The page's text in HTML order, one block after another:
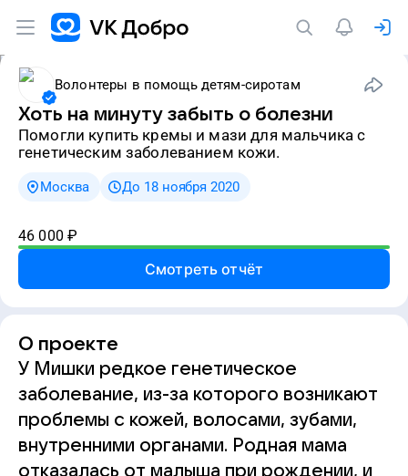
Волонтеры в помощь детям-сиротам
Хоть на минуту забыть о болезни
Помогли купить кремы и мази для мальчика с
генетическим заболеванием кожи.
Москва До 18 ноября 2020
46 000 ₽
Смотреть отчёт
О проекте
У Мишки редкое генетическое
заболевание, из-за которого возникают
проблемы с кожей, волосами, зубами,
внутренними органами. Родная мама
отказалась от малыша при рождении, и